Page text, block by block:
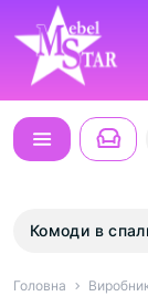
Комоди в
Головна